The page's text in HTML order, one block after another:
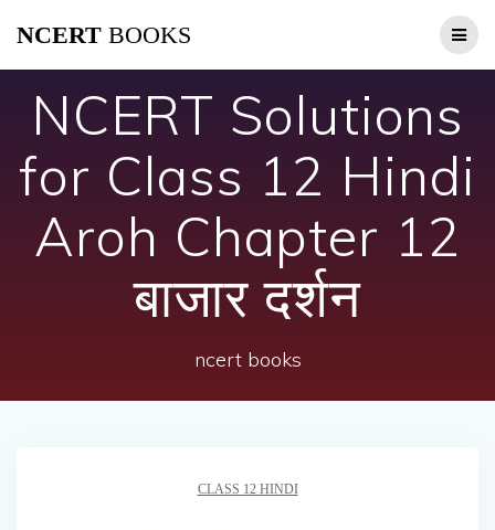
NCERT BOOKS
NCERT Solutions
for Class 12 Hindi
Aroh Chapter 12
बाजार दर्शन
ncert books
CLASS 12 HINDI